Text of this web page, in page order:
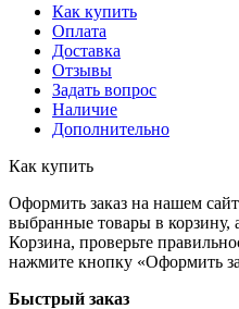
Как купить
Оплата
Доставка
Отзывы
Задать вопрос
Наличие
Дополнительно
Как купить
Оформить заказ на нашем
выбранные товары в корзину,
Корзина, проверьте
нажмите кнопку «Оформить
Быстрый заказ